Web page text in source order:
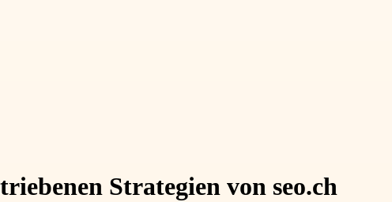
Strategien von seo.ch